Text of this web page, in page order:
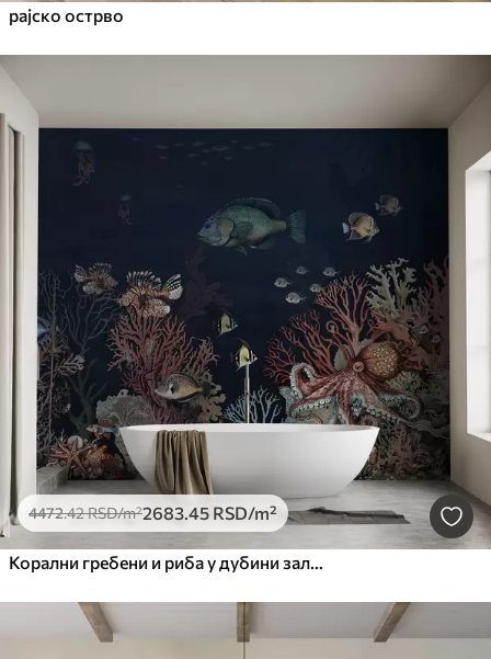
рајско острво
4472.42RSD/m²2683.45 RSD/m²
Корални гребени и риба у дубини залива